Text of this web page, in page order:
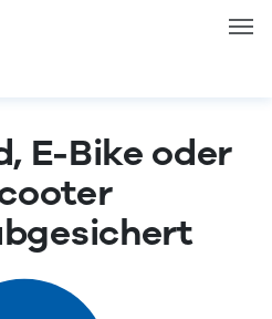
E-Bike oder